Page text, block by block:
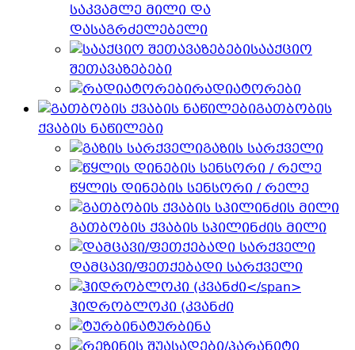
საკვამლე მილი და
დასაგრძელებელი
სააქციო
შეთავაზებები
რადიატორები
გათბობის
ქვაბის ნაწილები
გაზის სარქველი
წყლის დინების სენსორი / რელე
გათბობის ქვაბის სპილინძის მილი
დამცავი/ფეთქებადი სარქველი
ჰიდრობლოკი (კვანძი
ტურბინა